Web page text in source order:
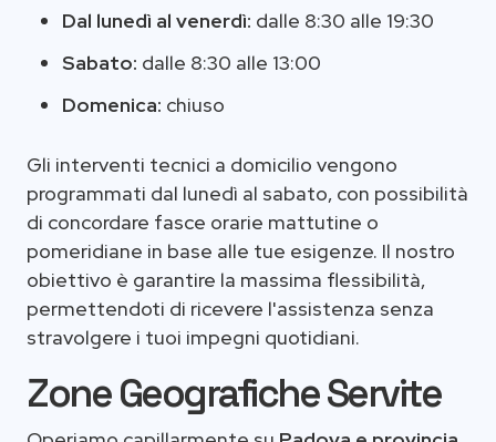
Dal lunedì al venerdì: dalle 8:30 alle 19:30
Sabato: dalle 8:30 alle 13:00
Domenica: chiuso
Gli interventi tecnici a domicilio vengono
programmati dal lunedì al sabato, con possibilità
di concordare fasce orarie mattutine o
pomeridiane in base alle tue esigenze. Il nostro
obiettivo è garantire la massima flessibilità,
permettendoti di ricevere l'assistenza senza
stravolgere i tuoi impegni quotidiani.
Zone Geografiche Servite